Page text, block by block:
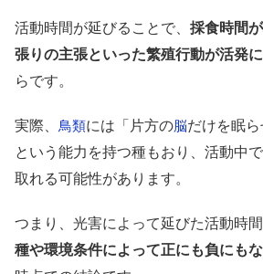
活動時間が延びることで、 採食時間
張りの主張といった繁殖行動が活発
らです。
実際、 鳥類には「片方の脳だけを眠
という能力を持つ種もおり、活動中
取れる可能性があります。
つまり、光害によって延びた活動時間
種や環境条件によって正にも負にも